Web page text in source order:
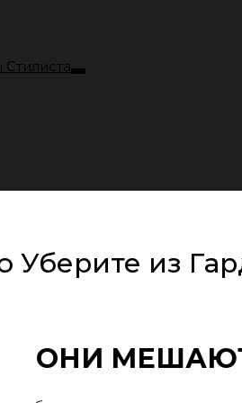
из
ОНИ